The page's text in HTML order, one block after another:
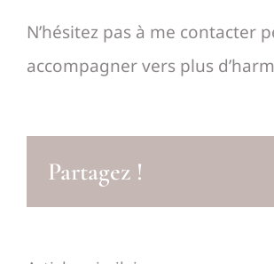
N’hésitez pas à me
accompagner vers plus
Partagez !